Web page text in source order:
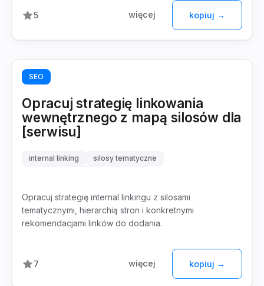
5 więcej kopiuj →
SEO
Opracuj strategię linkowania
wewnętrznego z mapą silosów dla
[serwisu]
internal linking
silosy tematyczne
Opracuj strategię internal linkingu z silosami
tematycznymi, hierarchią stron i konkretnymi
rekomendacjami linków do dodania.
7 więcej kopiuj →